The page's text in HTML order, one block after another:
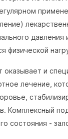
давления
физической
оказывает и
лечение,
Комплексный
состояния -